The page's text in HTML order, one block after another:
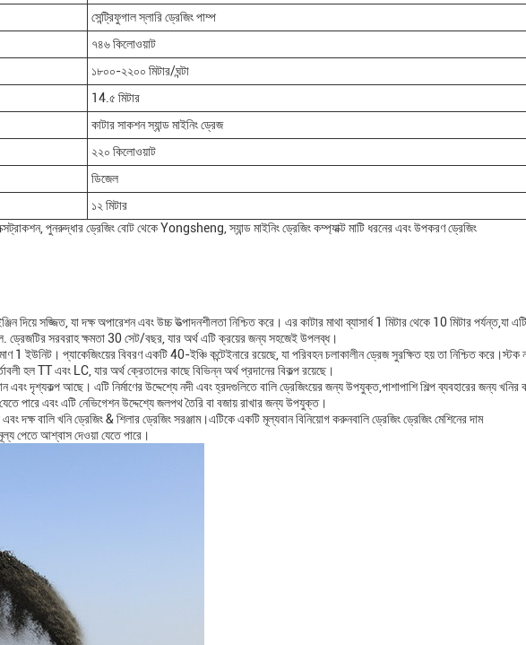
সেন্ট্রিফুগাল স্লারি ড্রেজিং পাম্প
৭৪৬ কিলোওয়াট
১৮০০-২২০০ মিটার/ঘন্টা
14.৫ মিটার
কাটার সাকশন স্যান্ড মাইনিং ড্রেজ
২২০ কিলোওয়াট
ডিজেল
১২ মিটার
পুনরুদ্ধার ড্রেজিং বোট থেকে Yongsheng, স্যান্ড মাইনিং ড্রেজিং কম্প্যাক্ট মাটি ধরনের এবং উপকরণ ড্রেজিং
দিয়ে সজ্জিত, যা দক্ষ অপারেশন এবং উচ্চ উত্পাদনশীলতা নিশ্চিত করে। এর কাটার মাথা ব্যাসার্ধ 1 মিটার থেকে 10 মিটার পর্যন্ত,যা
ড্রেজটির সরবরাহ ক্ষমতা 30 সেট/বছর, যার অর্থ এটি ক্রয়ের জন্য সহজেই উপলব্ধ।
1 ইউনিট। প্যাকেজিংয়ের বিবরণ একটি 40-ইঞ্চি কন্টেইনারে রয়েছে, যা পরিবহন চলাকালীন ড্রেজ সুরক্ষিত হয় তা নিশ্চিত করে।স্টক
হল TT এবং LC, যার অর্থ ক্রেতাদের কাছে বিভিন্ন অর্থ প্রদানের বিকল্প রয়েছে।
দৃশ্যকল্প আছে। এটি নির্মাণের উদ্দেশ্যে নদী এবং হ্রদগুলিতে বালি ড্রেজিংয়ের জন্য উপযুক্ত,পাশাপাশি শিল্প ব্যবহারের জন্য খনির
পারে এবং এটি নেভিগেশন উদ্দেশ্যে জলপথ তৈরি বা বজায় রাখার জন্য উপযুক্ত।
বালি খনি ড্রেজিং & শিলার ড্রেজিং সরঞ্জাম।এটিকে একটি মূল্যবান বিনিয়োগ করুনবালি ড্রেজিং ড্রেজিং মেশিনের দাম
পেতে আশ্বাস দেওয়া যেতে পারে।